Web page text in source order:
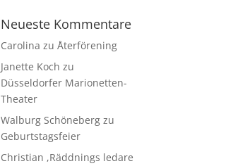
Neueste Kommentare
Carolina zuÅterförening
Janette Koch zu
Düsseldorfer Marionetten-
Theater
Walburg Schöneberg zu
Geburtstagsfeier
Christian ,Räddnings ledare